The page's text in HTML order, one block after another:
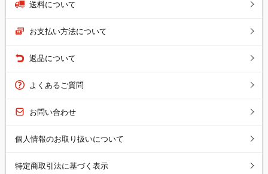
送料について
お支払い方法について
返品について
よくあるご質問
お問い合わせ
個人情報のお取り扱いについて
特定商取引法に基づく表示